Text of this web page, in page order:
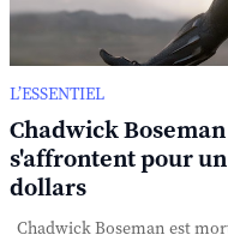
L’ESSENTIEL
Chadwick
s'affrontent pour
dollars
Chadwick Boseman est